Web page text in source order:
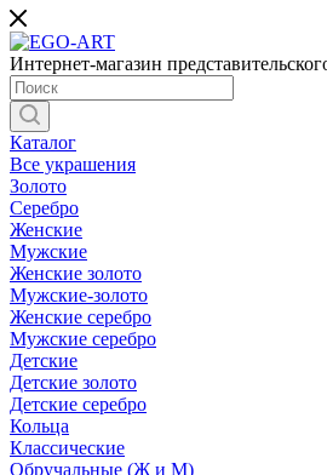
Интернет-магазин
Каталог
Все украшения
Золото
Серебро
Женские
Мужские
Женские золото
Мужские-золото
Женские серебро
Мужские серебро
Детские
Детские золото
Детские серебро
Кольца
Классические
Обручальные (Ж и М)